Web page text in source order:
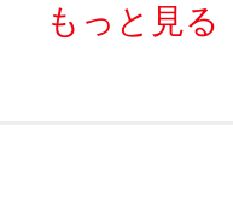
もっと見る